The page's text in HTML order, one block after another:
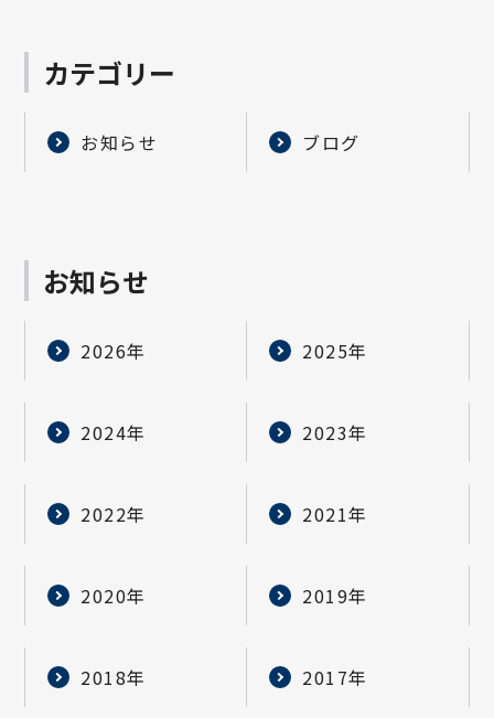
カテゴリー
お知らせ ブログ
お知らせ
2026年 2025年
2024年 2023年
2022年 2021年
2020年 2019年
2018年 2017年